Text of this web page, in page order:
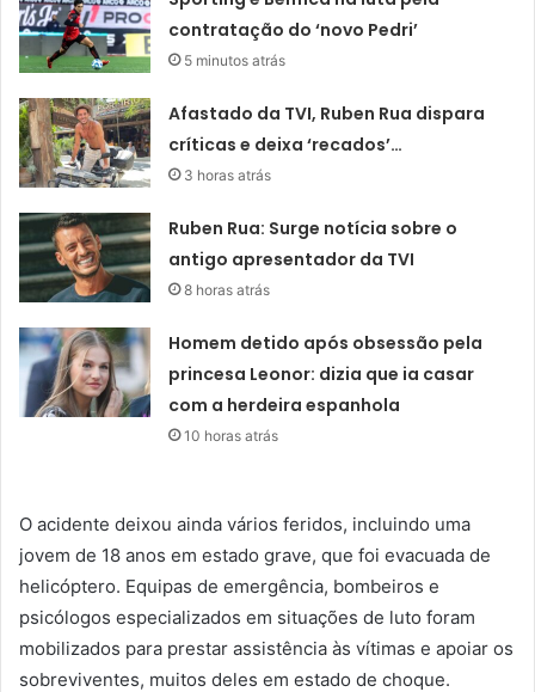
contratação do ‘novo Pedri’
5 minutos atrás
Afastado da TVI, Ruben Rua dispara
críticas e deixa ‘recados’…
3 horas atrás
Ruben Rua: Surge notícia sobre o
antigo apresentador da TVI
8 horas atrás
Homem detido após obsessão pela
princesa Leonor: dizia que ia casar
com a herdeira espanhola
10 horas atrás
O acidente deixou ainda vários feridos, incluindo uma
jovem de 18 anos em estado grave, que foi evacuada de
helicóptero. Equipas de emergência, bombeiros e
psicólogos especializados em situações de luto foram
mobilizados para prestar assistência às vítimas e apoiar os
sobreviventes, muitos deles em estado de choque.